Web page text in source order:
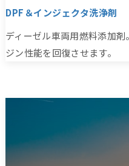
DPF＆インジェクタ洗浄剤
ディーゼル車両用燃料添加
ジン性能を回復させます。